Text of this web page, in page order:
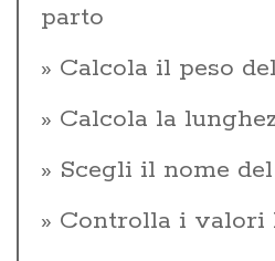
parto
Calcola il peso
Calcola la
Scegli il nome
Controlla i valori